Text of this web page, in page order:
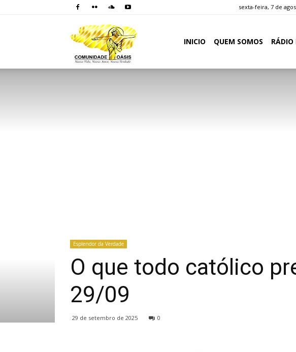
sexta-feira, 7 de
INICIO QUEM SOMOS RÁDIO
Esplendor da Verdade
O que todo católico
29/09
29 de setembro de 2025 0